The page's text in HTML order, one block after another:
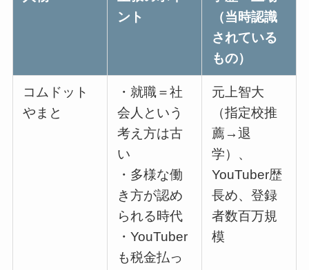
ント
（当時認識
されている
もの）
コムドット
やまと
・就職＝社
会人という
考え方は古
い
・多様な働
き方が認め
られる時代
・YouTuber
も税金払っ
元上智大
（指定校推
薦→退
学）、
YouTuber歴
長め、登録
者数百万規
模